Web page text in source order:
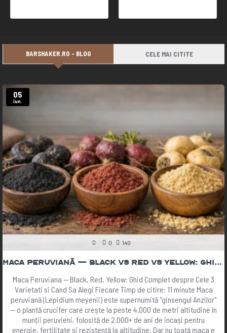
BARSHAKER.RO - BLOG CELE MAI CITITE
05
iun.
0 140
Maca Peruviană — Black vs Red vs Yellow: Ghid Complet 2026 | The Botanist
Maca Peruviana — Black, Red, Yellow: Ghid Complet despre Cele 3
Varietati si Cand Sa Alegi Fiecare Timp de citire: 11 minute Maca
peruviană (Lepidium meyenii) este supernumită "ginsengul Anzilor"
— o plantă crucifer care crește la peste 4.000 de metri altitudine în
munții peruvieni, folosită de 2.000+ de ani de incași pentru
energie, fertilitate și rezistență la altitudine. Dar nu toată maca e